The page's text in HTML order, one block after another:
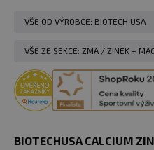
VŠE OD VÝROBCE: BIOTECH USA
VŠE ZE SEKCE: ZMA / ZINEK +
BIOTECHUSA CALCIUM